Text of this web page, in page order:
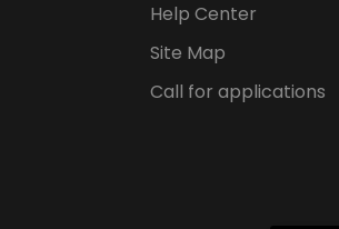
Help Center
Site Map
Call for applications